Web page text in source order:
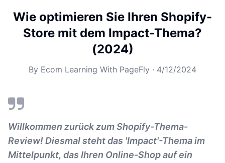
Wie optimieren Sie Ihren Shopify-
Store mit dem Impact-Thema?
(2024)
By Ecom Learning With PageFly · 4/12/2024
Willkommen zurück zum Shopify-Thema-
Review! Diesmal steht das 'Impact'-Thema im
Mittelpunkt, das Ihren Online-Shop auf ein